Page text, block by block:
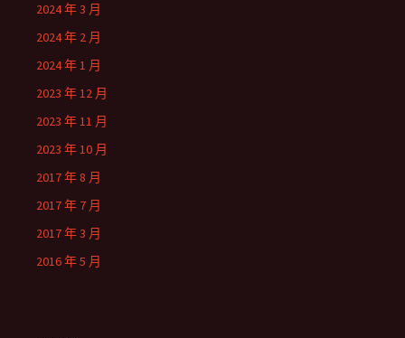
2024 年 3 月
2024 年 2 月
2024 年 1 月
2023 年 12 月
2023 年 11 月
2023 年 10 月
2017 年 8 月
2017 年 7 月
2017 年 3 月
2016 年 5 月